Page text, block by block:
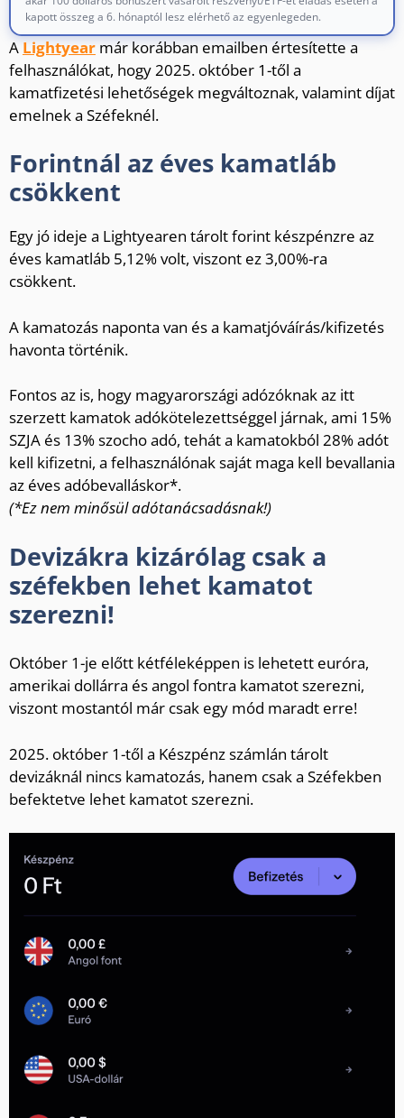
kapott összeg a 6. hónaptól lesz elérhető az egyenlegeden.
A Lightyear már korábban emailben értesítette a
felhasználókat, hogy 2025. október 1-től a
kamatfizetési lehetőségek megváltoznak, valamint díjat
emelnek a Széfeknél.
Forintnál az éves kamatláb
csökkent
Egy jó ideje a Lightyearen tárolt forint készpénzre az
éves kamatláb 5,12% volt, viszont ez 3,00%-ra
csökkent.
A kamatozás naponta van és a kamatjóváírás/kifizetés
havonta történik.
Fontos az is, hogy magyarországi adózóknak az itt
szerzett kamatok adókötelezettséggel járnak, ami 15%
SZJA és 13% szocho adó, tehát a kamatokból 28% adót
kell kifizetni, a felhasználónak saját maga kell bevallania
az éves adóbevalláskor*.
(*Ez nem minősül adótanácsadásnak!)
Devizákra kizárólag csak a
széfekben lehet kamatot
szerezni!
Október 1-je előtt kétféleképpen is lehetett euróra,
amerikai dollárra és angol fontra kamatot szerezni,
viszont mostantól már csak egy mód maradt erre!
2025. október 1-től a Készpénz számlán tárolt
devizáknál nincs kamatozás, hanem csak a Széfekben
befektetve lehet kamatot szerezni.